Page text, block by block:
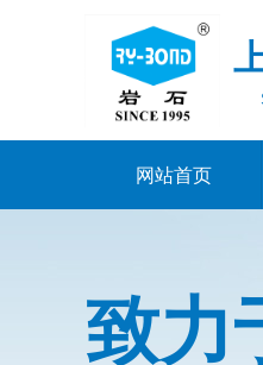
网站首页
致力